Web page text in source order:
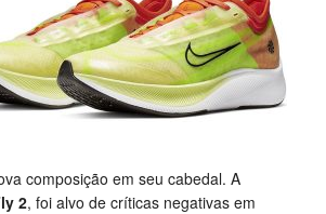
composição em seu cabedal. A
2, foi alvo de críticas negativas em